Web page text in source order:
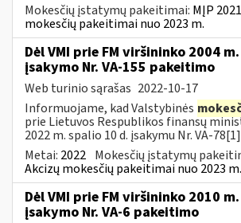
Mokesčių įstatymų pakeitimai: MĮP
mokesčių pakeitimai nuo 2023 m.
Dėl VMI prie FM viršininko 2004
įsakymo Nr. VA-155 pakeitimo
Web turinio sąrašas 2022-10-17
Informuojame, kad Valstybinės
prie Lietuvos Respublikos finansų
2022 m. spalio 10 d. įsakymu Nr. VA-
Metai: 2022 Mokesčių įstatymų
Akcizų mokesčių pakeitimai nuo 2023 m.
Dėl VMI prie FM viršininko 2010
įsakymo Nr. VA-6 pakeitimo